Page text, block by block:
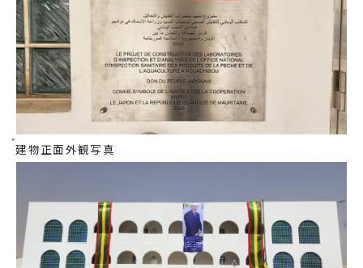
建物正面外観写真